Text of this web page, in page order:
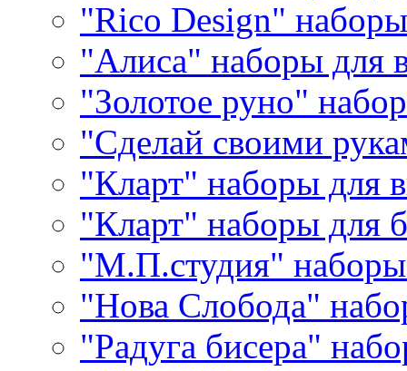
"Rico Design"
"Алиса" наборы для
"Золотое руно"
"Сделай своими
"Кларт" наборы для
"Кларт" наборы для
"М.П.студия"
"Нова Слобода"
"Радуга бисера"